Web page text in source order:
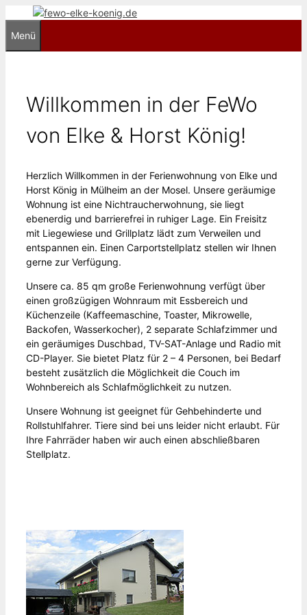
springen
Menü
Willkommen in der FeWo
von Elke & Horst König!
Herzlich Willkommen in der Ferienwohnung von Elke und
Horst König in Mülheim an der Mosel. Unsere geräumige
Wohnung ist eine Nichtraucherwohnung, sie liegt
ebenerdig und barrierefrei in ruhiger Lage. Ein Freisitz
mit Liegewiese und Grillplatz lädt zum Verweilen und
entspannen ein. Einen Carportstellplatz stellen wir Ihnen
gerne zur Verfügung.
Unsere ca. 85 qm große Ferienwohnung verfügt über
einen großzügigen Wohnraum mit Essbereich und
Küchenzeile (Kaffeemaschine, Toaster, Mikrowelle,
Backofen, Wasserkocher), 2 separate Schlafzimmer und
ein geräumiges Duschbad, TV-SAT-Anlage und Radio mit
CD-Player. Sie bietet Platz für 2 – 4 Personen, bei Bedarf
besteht zusätzlich die Möglichkeit die Couch im
Wohnbereich als Schlafmöglichkeit zu nutzen.
Unsere Wohnung ist geeignet für Gehbehinderte und
Rollstuhlfahrer. Tiere sind bei uns leider nicht erlaubt. Für
Ihre Fahrräder haben wir auch einen abschließbaren
Stellplatz.